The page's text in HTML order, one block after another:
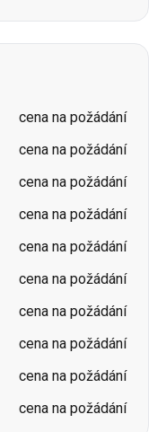
cena na požádání
cena na požádání
cena na požádání
cena na požádání
cena na požádání
cena na požádání
cena na požádání
cena na požádání